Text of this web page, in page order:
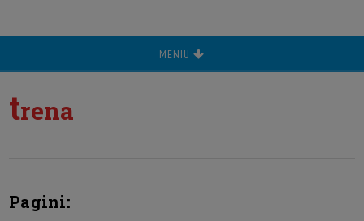
MENIU
trena
Pagini: